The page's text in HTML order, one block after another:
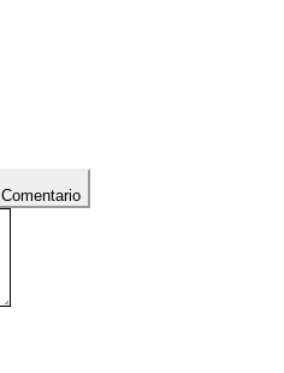
Comentario